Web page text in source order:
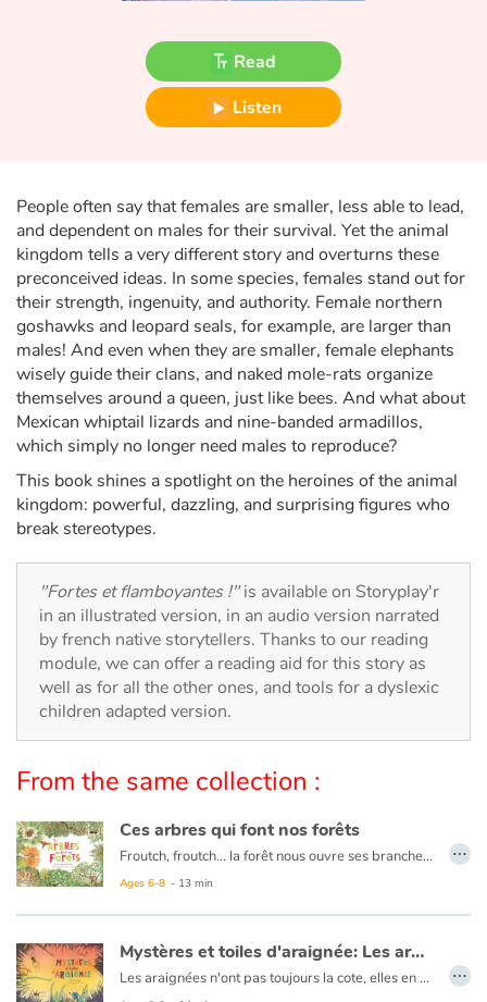
Fable, myth, literature and poetry
Princesses and princes, kings, queens and dragons
Heroines and Heroes
Ecology, nature, seasons
The animals
Travel, epic, investigation, adventure
Around the world
Arts, space, activities
With the family
Daily life and hobbies
Festivals and events
Love and friendship
Social issues
Emotions and feelings
Read
Listen
People often say that females are smaller, less able to lead,
and dependent on males for their survival. Yet the animal
kingdom tells a very different story and overturns these
preconceived ideas. In some species, females stand out for
their strength, ingenuity, and authority. Female northern
goshawks and leopard seals, for example, are larger than
males! And even when they are smaller, female elephants
wisely guide their clans, and naked mole-rats organize
themselves around a queen, just like bees. And what about
Mexican whiptail lizards and nine-banded armadillos,
which simply no longer need males to reproduce?
This book shines a spotlight on the heroines of the animal
kingdom: powerful, dazzling, and surprising figures who
break stereotypes.
"Fortes et flamboyantes !"is available on Storyplay'r
in an illustrated version, in an audio version narrated
by french native storytellers. Thanks to our reading
module, we can offer a reading aid for this story as
well as for all the other ones, and tools for a dyslexic
children adapted version.
From the same collection :
Ces arbres qui font nos forêts
Froutch, froutch… la forêt nous ouvre ses branches ! Comme au cours d'une promenade, cet album invite à prendre son temps, à observer tout ce qui se passe autour de nous. Dans la forêt, qu'elle soit tropicale, humide ou encore tempérée, la vie fourmille : il y a tant à découvrir !
Ages 6-8 - 13 min
…
Mystères et toiles d'araignée: Les aranéides
Les araignées n'ont pas toujours la cote, elles en effraient plus d'un ! Et pourtant, on a beaucoup à apprendre de ces tisserandes de génie… Bien que les araignées sont dotées de huit pattes, on les prend souvent pour des insectes. Erreur ! Elles font partie de la famille des arachnides, aux côtés des scorpions et des acariens. Aujourd'hui, on compte près 50 000 espèces d'araignées dans le monde …